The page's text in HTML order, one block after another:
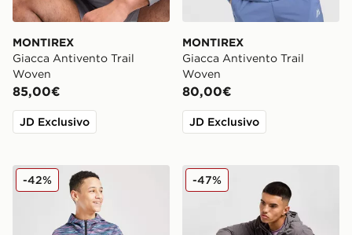
MONTIREX
Giacca Antivento Trail
Woven
85,00€
JD Exclusivo
MONTIREX
Giacca Antivento Trail
Woven
80,00€
JD Exclusivo
MONTIREX Giacca a Vento Trail Junior
-42% MONTIREX Giacca
-47%